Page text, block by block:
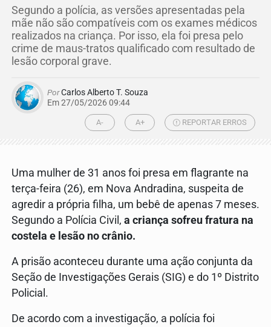
Segundo a polícia, as versões apresentadas pela
mãe não são compatíveis com os exames médicos
realizados na criança. Por isso, ela foi presa pelo
crime de maus-tratos qualificado com resultado de
lesão corporal grave.
PorCarlos Alberto T. Souza
Em 27/05/2026 09:44
A- A+ REPORTAR ERROS
Uma mulher de 31 anos foi presa em flagrante na
terça-feira (26), em Nova Andradina, suspeita de
agredir a própria filha, um bebê de apenas 7 meses.
Segundo a Polícia Civil, a criança sofreu fratura na
costela e lesão no crânio.
A prisão aconteceu durante uma ação conjunta da
Seção de Investigações Gerais (SIG) e do 1º Distrito
Policial.
De acordo com a investigação, a polícia foi